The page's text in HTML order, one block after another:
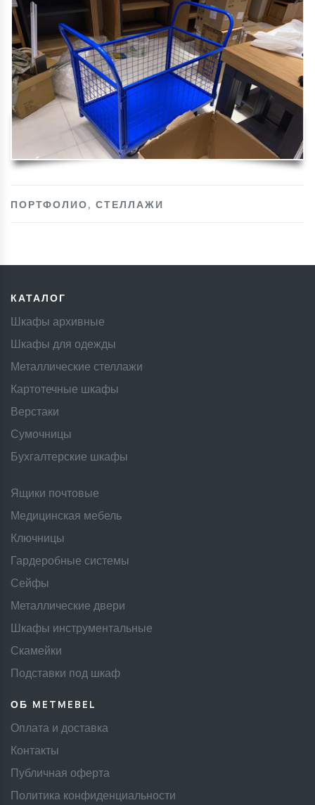
ПОРТФОЛИО , СТЕЛЛАЖИ
КАТАЛОГ
Шкафы архивные
Шкафы для одежды
Металлические стеллажи
Картотечные шкафы
Верстаки
Сумочницы
Бухгалтерские шкафы
Ящики почтовые
Медицинская мебель
Ключницы
Гардеробные системы
Сейфы
Металлические двери
Шкафы инструментальные
Скамейки
Подставки под шкаф
ОБ METMEBEL
Оплата и доставка
Контакты
Публичная оферта
Политика конфиденциальности